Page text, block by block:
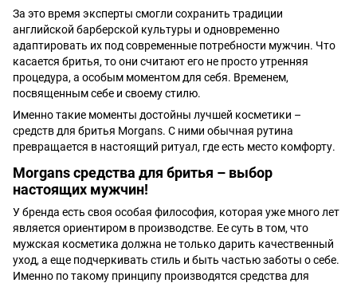
За это время эксперты смогли сохранить традиции
английской барберской культуры и одновременно
адаптировать их под современные потребности мужчин. Что
касается бритья, то они считают его не просто утренняя
процедура, а особым моментом для себя. Временем,
посвященным себе и своему стилю.
Именно такие моменты достойны лучшей косметики –
средств для бритья Morgans. С ними обычная рутина
превращается в настоящий ритуал, где есть место комфорту.
Morgans средства для бритья – выбор
настоящих мужчин!
У бренда есть своя особая философия, которая уже много лет
является ориентиром в производстве. Ее суть в том, что
мужская косметика должна не только дарить качественный
уход, а еще подчеркивать стиль и быть частью заботы о себе.
Именно по такому принципу производятся средства для